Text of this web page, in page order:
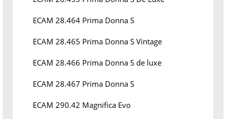
ECAM 28.464 Prima Donna S
ECAM 28.465 Prima Donna S Vintage
ECAM 28.466 Prima Donna S de luxe
ECAM 28.467 Prima Donna S
ECAM 290.42 Magnifica Evo